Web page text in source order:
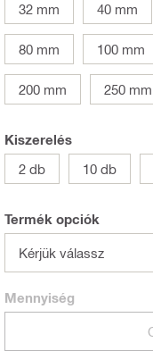
32 mm 40 mm
80 mm 100 mm
200 mm 250 mm
Kiszerelés
2 db
10 db
Termék opciók
Kérjük válassz
Mennyiség